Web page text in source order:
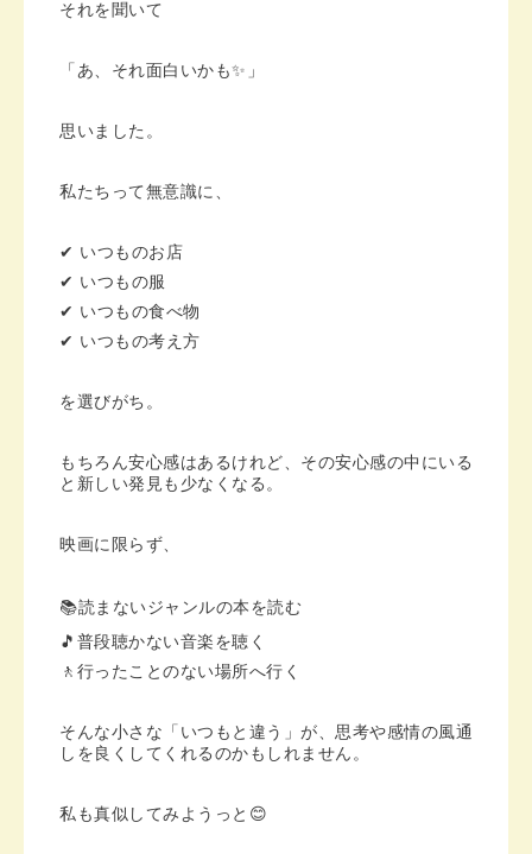
それを聞いて
「あ、それ面白いかも✨」
思いました。
私たちって無意識に、
✔ いつものお店
✔ いつもの服
✔ いつもの食べ物
✔ いつもの考え方
を選びがち。
もちろん安心感はあるけれど、その安心感の中にいる
と新しい発見も少なくなる。
映画に限らず、
📚読まないジャンルの本を読む
🎵普段聴かない音楽を聴く
🚶行ったことのない場所へ行く
そんな小さな「いつもと違う」が、思考や感情の風通
しを良くしてくれるのかもしれません。
私も真似してみようっと😊